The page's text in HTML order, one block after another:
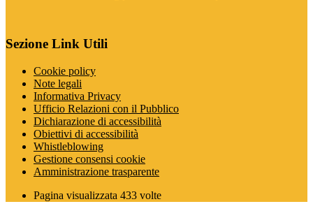
Sezione Link Utili
Cookie policy
Note legali
Informativa Privacy
Ufficio Relazioni con il Pubblico
Dichiarazione di accessibilità
Obiettivi di accessibilità
Whistleblowing
Gestione consensi cookie
Amministrazione trasparente
Pagina visualizzata 433 volte